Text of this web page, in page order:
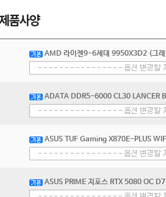
AMD 라이젠9-6세대 9950X3D2 (그
ADATA DDR5-6000 CL30 LANCER
ASUS TUF Gaming X870E-PLUS
ASUS PRIME 지포스 RTX 5080 OC